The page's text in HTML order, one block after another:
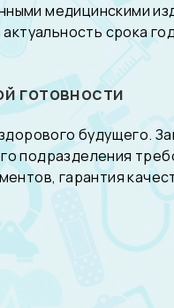
медицинскими
срока
готовности
будущего.
подразделения
гарантия